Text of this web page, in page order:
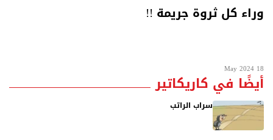
وراء كل ثروة جريمة !!
18 May 2024
أيضًا في كاريكاتير
سراب الراتب